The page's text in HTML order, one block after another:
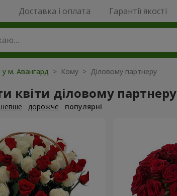
Доставка і оплата Гарантії якості
у м. Авангард > Кому > Діловому партнеру
квіти діловому партнеру
дорожче популярні